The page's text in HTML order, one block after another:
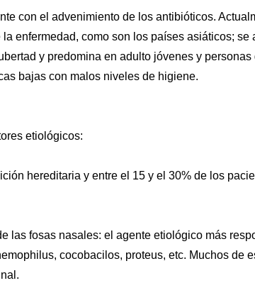
con el advenimiento de los antibióticos.
enfermedad, como son los países asiáticos; se
y predomina en adulto jóvenes y
bajas con malos niveles de higiene.
etiológicos:
hereditaria y entre el 15 y el 30% de los
las fosas nasales: el agente etiológico más
cocobacilos, proteus, etc. Muchos de